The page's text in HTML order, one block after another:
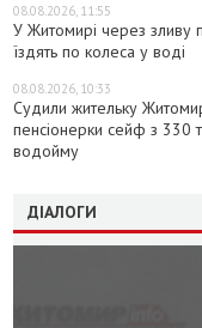
08.08.2026, 11:55
У Житомирі через зливу
їздять по колеса у воді
08.08.2026, 10:33
Судили жительку
пенсіонерки сейф з 330
водойму
ДІАЛОГИ